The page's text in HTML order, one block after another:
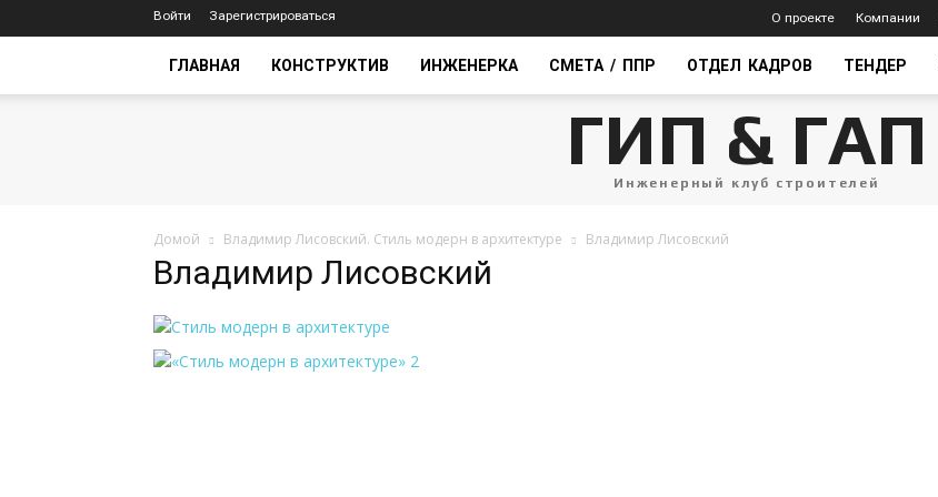
Войти Зарегистрироваться О проекте Компании
ГЛАВНАЯ КОНСТРУКТИВ ИНЖЕНЕРКА СМЕТА / ППР ОТДЕЛ КАДРОВ ТЕНДЕР
ГИП & ГАП
Инженерный клуб строителей
Домой Владимир Лисовский. Стиль модерн в архитектуре Владимир Лисовский
Владимир Лисовский